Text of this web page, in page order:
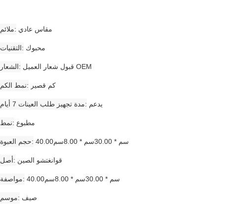
ملائم مقاس عادي
التقنيات محبوك
الشعار قبول شعار العميل OEM
نمط الكم كم قصير
مدة تجهيز طلب العينات 7 أيام يدعم
نمط مطبوع
حجم العبوة 40.00سم * 30.00سم * 8.00سم
أصل قوانغتشو الصين
مواصفة 40.00سم * 30.00سم * 8.00سم
موسم صيف